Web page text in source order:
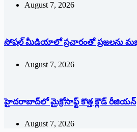
August 7, 2026
సోషల్‌ ‌మీడియాలో ప్రచారంతో ప్రజలను
August 7, 2026
హైదరాబాద్‌లో మైక్రోసాఫ్ట్ ‌కొత్త క్లౌడ్‌ ‌రీజియన్‌
August 7, 2026